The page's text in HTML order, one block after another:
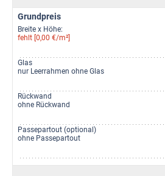
Grundpreis
Breite x Höhe:
fehlt [0,00 €/m²]
Glas
nur Leerrahmen ohne Glas
Rückwand
ohne Rückwand
Passepartout (optional)
ohne Passepartout